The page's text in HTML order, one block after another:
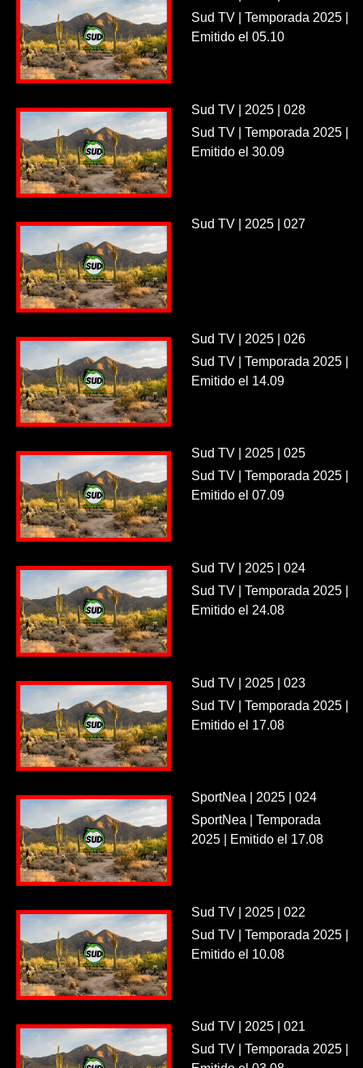
Sud TV | Temporada 2025 |
Emitido el 05.10
Sud TV | 2025 | 028
Sud TV | Temporada 2025 |
Emitido el 30.09
Sud TV | 2025 | 027
Sud TV | 2025 | 026
Sud TV | Temporada 2025 |
Emitido el 14.09
Sud TV | 2025 | 025
Sud TV | Temporada 2025 |
Emitido el 07.09
Sud TV | 2025 | 024
Sud TV | Temporada 2025 |
Emitido el 24.08
Sud TV | 2025 | 023
Sud TV | Temporada 2025 |
Emitido el 17.08
SportNea | 2025 | 024
SportNea | Temporada
2025 | Emitido el 17.08
Sud TV | 2025 | 022
Sud TV | Temporada 2025 |
Emitido el 10.08
Sud TV | 2025 | 021
Sud TV | Temporada 2025 |